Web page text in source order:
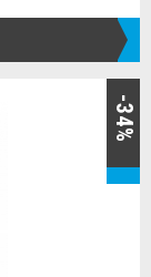
-34%